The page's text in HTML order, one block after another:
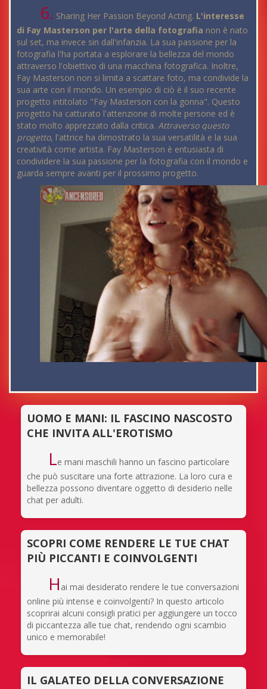
6. Sharing Her Passion Beyond Acting. L'interesse
di Fay Masterson per l'arte della fotografia non è nato
sul set, ma invece sin dall'infanzia. La sua passione per la
fotografia l'ha portata a esplorare la bellezza del mondo
attraverso l'obiettivo di una macchina fotografica. Inoltre,
Fay Masterson non si limita a scattare foto, ma condivide la
sua arte con il mondo. Un esempio di ciò è il suo recente
progetto intitolato "Fay Masterson con la gonna". Questo
progetto ha catturato l'attenzione di molte persone ed è
stato molto apprezzato dalla critica. Attraverso questo
progetto, l'attrice ha dimostrato la sua versatilità e la sua
creatività come artista. Fay Masterson è entusiasta di
condividere la sua passione per la fotografia con il mondo e
guarda sempre avanti per il prossimo progetto.
UOMO E MANI: IL FASCINO NASCOSTO
CHE INVITA ALL'EROTISMO
Le mani maschili hanno un fascino particolare
che può suscitare una forte attrazione. La loro cura e
bellezza possono diventare oggetto di desiderio nelle
chat per adulti.
SCOPRI COME RENDERE LE TUE CHAT
PIÙ PICCANTI E COINVOLGENTI
H ai mai desiderato rendere le tue conversazioni
online più intense e coinvolgenti? In questo articolo
scoprirai alcuni consigli pratici per aggiungere un tocco
di piccantezza alle tue chat, rendendo ogni scambio
unico e memorabile!
IL GALATEO DELLA CONVERSAZIONE